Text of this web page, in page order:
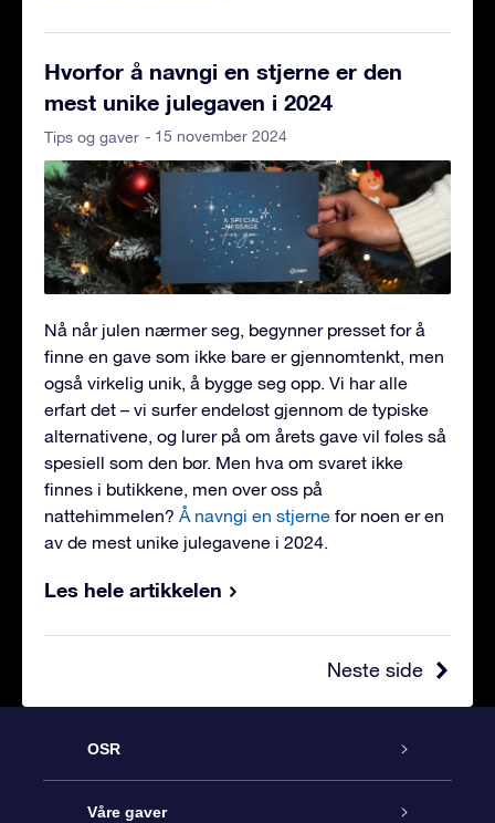
Hvorfor å navngi en stjerne er den
mest unike julegaven i 2024
Tips og gaver - 15 november 2024
Nå når julen nærmer seg, begynner presset for å
finne en gave som ikke bare er gjennomtenkt, men
også virkelig unik, å bygge seg opp. Vi har alle
erfart det – vi surfer endeløst gjennom de typiske
alternativene, og lurer på om årets gave vil føles så
spesiell som den bør. Men hva om svaret ikke
finnes i butikkene, men over oss på
nattehimmelen? Å navngi en stjerne for noen er en
av de mest unike julegavene i 2024.
Les hele artikkelen
Neste side
OSR
Kundeservice
Våre gaver